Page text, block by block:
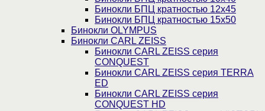
Бинокли БПЦ кратностью 12х45
Бинокли БПЦ кратностью 15х50
Бинокли OLYMPUS
Бинокли CARL ZEISS
Бинокли CARL ZEISS серия
CONQUEST
Бинокли CARL ZEISS серия TERRA
ED
Бинокли CARL ZEISS серия
CONQUEST HD